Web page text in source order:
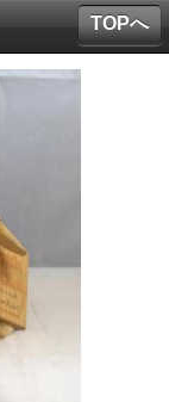
TOPへ